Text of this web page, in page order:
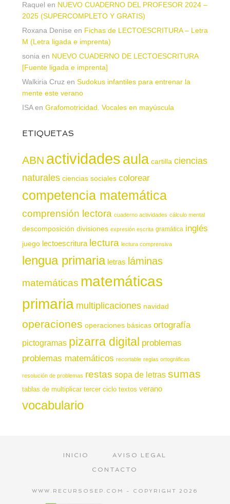
Raquel en NUEVO CUADERNO DEL PROFESOR 2024 –
2025 (SUPERCOMPLETO Y GRATIS)
Roxana Denise en Fichas de LECTOESCRITURA – Letra
M (Letra ligada e imprenta)
sonia en NUEVO CUADERNO DE LECTOESCRITURA
[Fuente ligada e imprenta]
Walkiria Cruz en Sudokus infantiles para entrenar la
mente este verano
ISAen Grafomotricidad. Vocales en mayúscula
ETIQUETAS
ABN actividadesaula cartilla ciencias
naturales ciencias sociales colorear
competencia matemática
comprensión lectora cuaderno actividades cálculo mental
descomposición divisiones expresión escrita gramática inglés
juego lectoescritura lectura lectura comprensiva
lengua primaria letras láminas
matemáticas matemáticas
primaria multiplicaciones navidad
operaciones operaciones básicas ortografía
pictogramas pizarra digital problemas
problemas matemáticos recortable reglas ortográficas
resolución de problemas restas sopa de letras sumas
tablas de multiplicar tercer ciclo textos verano
vocabulario
INICIO
AVISO LEGAL
CONTACTO
WWW.RECURSOSEP.COM - COPYRIGHT 2026